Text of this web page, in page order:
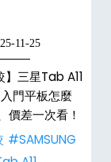
11-25
】三星Tab A11
門平板怎麼
價差一次看！
#SAMSUNG